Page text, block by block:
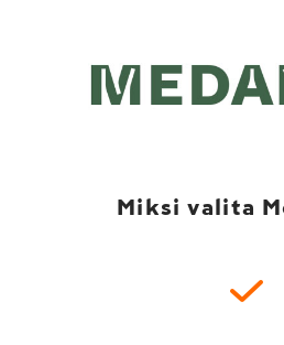
Miksi valita